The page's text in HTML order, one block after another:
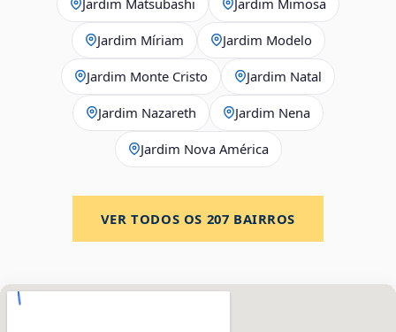
Jardim Míriam Jardim Modelo
Jardim Monte Cristo Jardim Natal
Jardim Nazareth Jardim Nena
Jardim Nova América
VER TODOS OS 207 BAIRROS